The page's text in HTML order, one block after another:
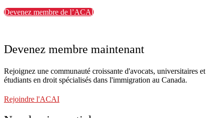
Devenez membre de l’ACAI
Devenez membre maintenant
Rejoignez une communauté croissante d'avocats, universitaires et
étudiants en droit spécialisés dans l'immigration au Canada.
Rejoindre l'ACAI